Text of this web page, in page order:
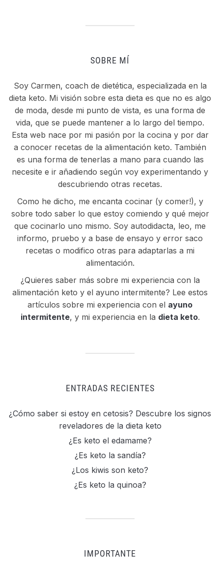
SOBRE MÍ
Soy Carmen, coach de dietética, especializada en la
dieta keto. Mi visión sobre esta dieta es que no es algo
de moda, desde mi punto de vista, es una forma de
vida, que se puede mantener a lo largo del tiempo.
Esta web nace por mi pasión por la cocina y por dar
a conocer recetas de la alimentación keto. También
es una forma de tenerlas a mano para cuando las
necesite e ir añadiendo según voy experimentando y
descubriendo otras recetas.
Como he dicho, me encanta cocinar (y comer!), y
sobre todo saber lo que estoy comiendo y qué mejor
que cocinarlo uno mismo. Soy autodidacta, leo, me
informo, pruebo y a base de ensayo y error saco
recetas o modifico otras para adaptarlas a mi
alimentación.
¿Quieres saber más sobre mi experiencia con la
alimentación keto y el ayuno intermitente? Lee estos
artículos sobre mi experiencia con el ayuno
intermitente, y mi experiencia en la dieta keto.
ENTRADAS RECIENTES
¿Cómo saber si estoy en cetosis? Descubre los signos
reveladores de la dieta keto
¿Es keto el edamame?
¿Es keto la sandía?
¿Los kiwis son keto?
¿Es keto la quinoa?
IMPORTANTE